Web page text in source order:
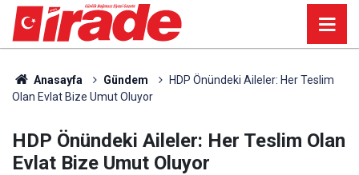
Anasayfa Gündem
HDP Önündeki Aileler: Her Teslim
Olan Evlat Bize Umut Oluyor
HDP Önündeki Aileler: Her Teslim Olan
Evlat Bize Umut Oluyor